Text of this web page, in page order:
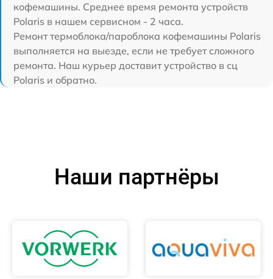
кофемашины. Среднее время ремонта устройств
Polaris в нашем сервисном - 2 часа.
Ремонт термоблока/пароблока кофемашины Polaris
выполняется на выезде, если не требует сложного
ремонта. Наш курьер доставит устройство в сц
Polaris и обратно.
Наши партнёры